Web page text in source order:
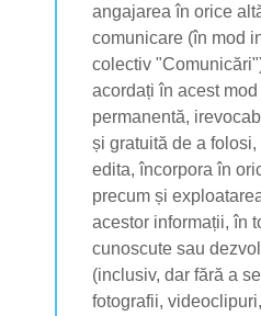
angajarea în orice
comunicare (în mod
colectiv
acordați în acest
permanentă,
și gratuită de a
edita, încorpora în
precum și
acestor informații, în
cunoscute sau
(inclusiv, dar fără a
fotografii,